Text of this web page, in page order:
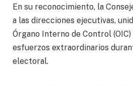
En su reconocimiento, la
a las direcciones ejecutivas,
Órgano Interno de Control
esfuerzos extraordinarios
electoral.